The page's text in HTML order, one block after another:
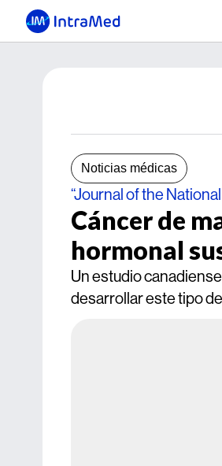
Noticias médicas
“Journal of the
Cáncer de
hormonal
Un estudio
desarrollar este tipo